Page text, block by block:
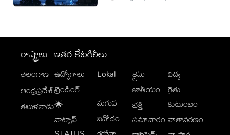
రాష్ట్రాలు
తెలంగాణ
ఆంధ్రప్రదేశ్
తమిళనాడు
ఇతర కేటగిరీలు
ఉద్యోగాలు
ట్రెండింగ్
🌟
వాట్సాప్
Lokal
-
మగువ
వినోదం
క్రైమ్
జాతీయం
భక్తి
సమాచారం
విద్య
రైతు
కుటుంబం
వాతావరణం